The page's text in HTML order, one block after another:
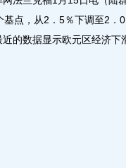
基点，从2．5％下调至2．
的数据显示欧元区经济下